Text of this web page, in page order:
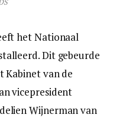
het Nationaal
Dit gebeurde
Kabinet van de
vicepresident
Wijnerman van